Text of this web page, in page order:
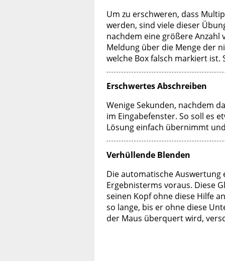
Um zu erschweren, dass
werden, sind viele dieser
nachdem eine größere Anzahl
Meldung über die Menge der
welche Box falsch markiert
Erschwertes Abschreiben
Wenige Sekunden, nachdem
im Eingabefenster. So soll es
Lösung einfach übernimmt
Verhüllende Blenden
Die automatische
Ergebnisterms voraus. Diese
seinen Kopf ohne diese Hilfe
so lange, bis er ohne diese
der Maus überquert wird,